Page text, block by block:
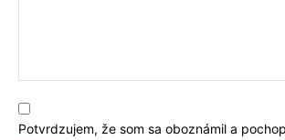
Potvrdzujem, že som sa oboznámil a